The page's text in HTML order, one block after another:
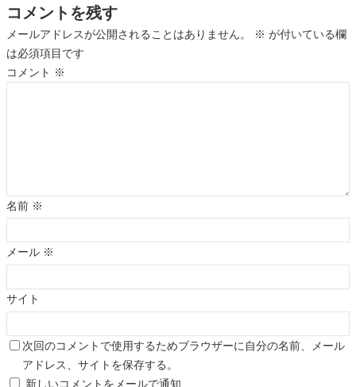
コメントを残す
メールアドレスが公開されることはありません。 ※ が付いている欄
は必須項目です
コメント ※
名前 ※
メール ※
サイト
次回のコメントで使用するためブラウザーに自分の名前、メール
アドレス、サイトを保存する。
新しいコメントをメールで通知